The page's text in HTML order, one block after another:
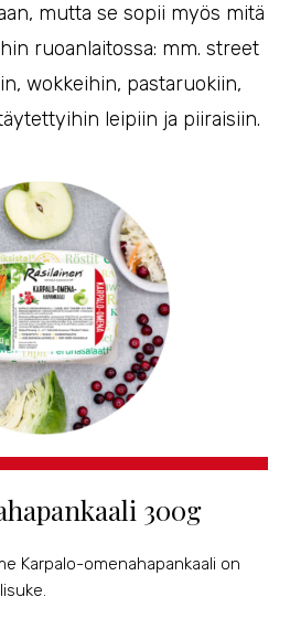
mutta se sopii myös mitä
ruoanlaitossa: mm. street
wokkeihin, pastaruokiin,
leipiin ja piiraisiin.
300g
Karpalo-omenahapankaali on